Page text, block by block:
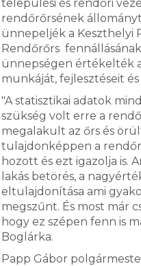
települési és rendőri
rendőrőrsének
ünnepeljék a Keszthelyi
Rendőrőrs
ünnepségen értékelték
munkáját, fejlesztéseit
"A statisztikai adatok
szükség volt erre a
megalakult az őrs és
tulajdonképpen a
hozott és ezt igazolja is.
lakás betörés, a
eltulajdonítása ami
megszűnt. És most már
hogy ez szépen fenn is
Boglárka.
Papp Gábor